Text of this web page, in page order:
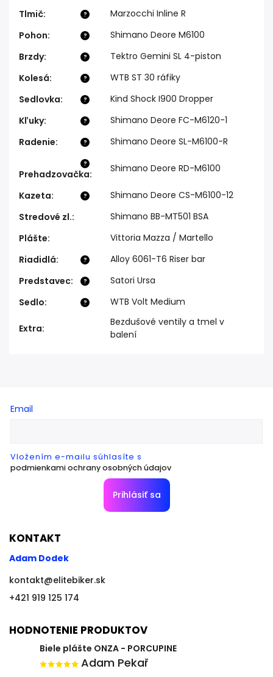
?
Tlmič: Marzocchi Inline R
?
Pohon: Shimano Deore M6100
?
Brzdy: Tektro Gemini SL 4-piston
?
Kolesá: WTB ST 30 ráfiky
?
Sedlovka: Kind Shock I900 Dropper
?
Kľuky: Shimano Deore FC-M6120-1
?
Radenie: Shimano Deore SL-M6100-R
?
Prehadzovačka: Shimano Deore RD-M6100
?
Kazeta:
Shimano Deore CS-M6100-12
Stredové zl.:
Shimano BB-MT501 BSA
Plášte: Vittoria Mazza / Martello
?
Riadidlá: Alloy 6061-T6 Riser bar
?
Predstavec: Satori Ursa
?
Sedlo: WTB Volt Medium
Extra:
Bezdušové ventily a tmel v
balení
Email
Vložením e-mailu súhlasíte s
podmienkami ochrany osobných údajov
Prihlásiť sa
KONTAKT
Adam Dodek
kontakt@elitebiker.sk
+421 919 125 174
HODNOTENIE PRODUKTOV
Biele plášte ONZA - PORCUPINE
Adam Pekař